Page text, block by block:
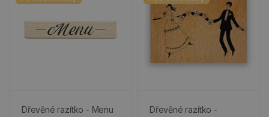
Dřevěné razítko - Menu
Dřevěné razítko -